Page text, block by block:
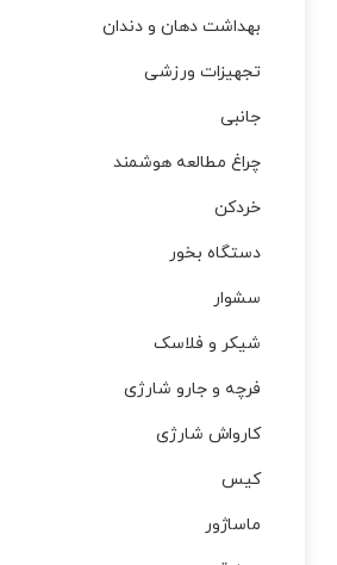
بهداشت دهان و دندان
تجهیزات ورزشی
جانبی
چراغ مطالعه هوشمند
خردکن
دستگاه بخور
سشوار
شیکر و فلاسک
فرچه و جارو شارژی
کارواش شارژی
کیس
ماساژور